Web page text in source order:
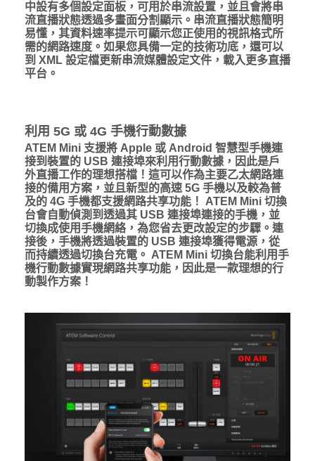
中設有多個設定面板，可用於串流設置，並且會將串
流直播狀態透過多畫面分割顯示。串流直播狀態簡明
易懂，其資料速率提示可顯示您正使用的視訊格式所
需的網路速度。如果您具備一定的技術功底，還可以
到 XML 設定檔更新串流媒體設定文件，載入更多直播
平台。
利用 5G 或 4G 手機行動數據
ATEM Mini 支援將 Apple 或 Android 智慧型手機連
接到裝置的 USB 連接埠來利用行動數據，因此是戶
外直播工作的理想搭檔！這可以作為主要乙太網路連
接的備用方案，並且新型的高速 5G 手機以及較為普
及的 4G 手機都支援網路共享功能！ ATEM Mini 切換
台會自動偵測到透過其 USB 連接埠連接的手機，並
切換成使用手機網絡，為您省去更改設定的步驟。連
接後，手機將透過裝置的 USB 連接埠獲得電源，從
而持續透過切換台充電。 ATEM Mini 切換台能利用手
機行動數據實現網路共享功能，因此是一款理想的行
動製作方案！